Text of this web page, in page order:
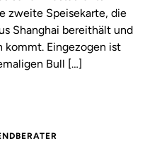
zweite Speisekarte, die
Shanghai bereithält und
kommt. Eingezogen ist
Bull […]